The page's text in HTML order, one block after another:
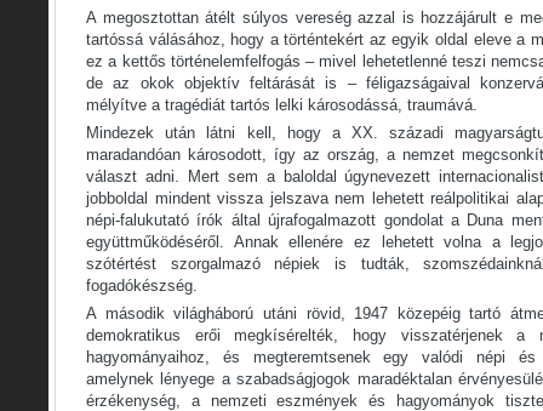
A megosztottan átélt súlyos vereség azzal is hozzájárult e
tartóssá válásához, hogy a történtekért az egyik oldal eleve a
ez a kettős történelemfelfogás – mivel lehetetlenné teszi
de az okok objektív feltárását is – féligazságaival
mélyítve a tragédiát tartós lelki károsodássá, traumává.
Mindezek után látni kell, hogy a XX. századi
maradandóan károsodott, így az ország, a nemzet
választ adni. Mert sem a baloldal úgynevezett
jobboldal mindent vissza jelszava nem lehetett reálpolitikai
népi-falukutató írók által újrafogalmazott gondolat a Duna
együttműködéséről. Annak ellenére ez lehetett volna a
szótértést szorgalmazó népiek is tudták,
fogadókészség.
A második világháború utáni rövid, 1947 közepéig tartó
demokratikus erői megkísérelték, hogy visszatérjenek a
hagyományaihoz, és megteremtsenek egy valódi népi és
amelynek lényege a szabadságjogok maradéktalan
érzékenység, a nemzeti eszmények és hagyományok